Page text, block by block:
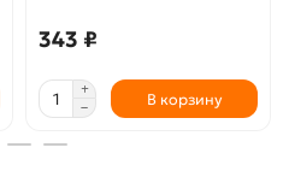
343 ₽
В корзину